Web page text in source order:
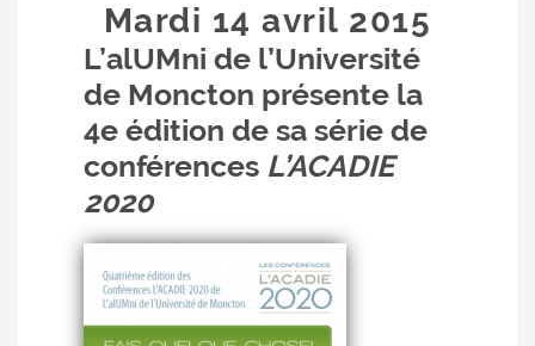
Mardi 14avril 2015
L’alUMni de l’Université
de Moncton présente la
4e édition de sa série de
conférences L’ACADIE
2020